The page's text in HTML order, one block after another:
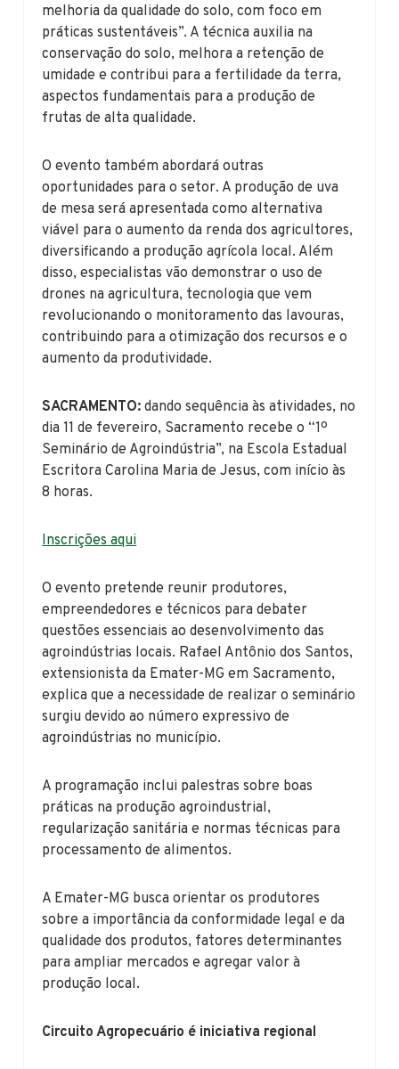
melhoria da qualidade do solo, com foco em
práticas sustentáveis”. A técnica auxilia na
conservação do solo, melhora a retenção de
umidade e contribui para a fertilidade da terra,
aspectos fundamentais para a produção de
frutas de alta qualidade.
O evento também abordará outras
oportunidades para o setor. A produção de uva
de mesa será apresentada como alternativa
viável para o aumento da renda dos agricultores,
diversificando a produção agrícola local. Além
disso, especialistas vão demonstrar o uso de
drones na agricultura, tecnologia que vem
revolucionando o monitoramento das lavouras,
contribuindo para a otimização dos recursos e o
aumento da produtividade.
SACRAMENTO: dando sequência às atividades, no
dia 11 de fevereiro, Sacramento recebe o “1º
Seminário de Agroindústria”, na Escola Estadual
Escritora Carolina Maria de Jesus, com início às
8 horas.
Inscrições aqui
O evento pretende reunir produtores,
empreendedores e técnicos para debater
questões essenciais ao desenvolvimento das
agroindústrias locais. Rafael Antônio dos Santos,
extensionista da Emater-MG em Sacramento,
explica que a necessidade de realizar o seminário
surgiu devido ao número expressivo de
agroindústrias no município.
A programação inclui palestras sobre boas
práticas na produção agroindustrial,
regularização sanitária e normas técnicas para
processamento de alimentos.
A Emater-MG busca orientar os produtores
sobre a importância da conformidade legal e da
qualidade dos produtos, fatores determinantes
para ampliar mercados e agregar valor à
produção local.
Circuito Agropecuário é iniciativa regional